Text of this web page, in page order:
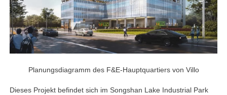
Planungsdiagramm des F&E-Hauptquartiers von Villo
Dieses Projekt befindet sich im Songshan Lake Industrial Park